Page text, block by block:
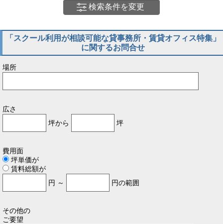
検索条件を変更
「スクール利用が相談可能な貸事務所・賃貸オフィス特集」
に関するお問合せ
場所
広さ
坪から
坪
費用面
坪単価が
賃料総額が
円 ～
円の範囲
その他の
ご要望